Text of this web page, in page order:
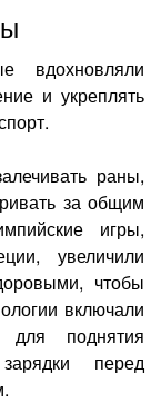
вдохновляли
и укреплять
раны,
за общим
игры,
увеличили
чтобы
включали
для поднятия
перед